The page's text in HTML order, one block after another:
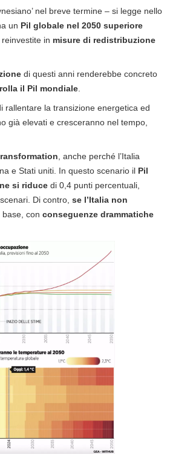
nel breve termine – si legge nello
un Pil globale nel 2050 superiore
in misure di redistribuzione
di questi anni renderebbe concreto
il Pil mondiale.
rallentare la transizione energetica ed
già elevati e cresceranno nel tempo,
, anche perché l’Italia
e Stati uniti. In questo scenario il Pil
si riduce di 0,4 punti percentuali,
Di contro, se l’Italia non
con conseguenze drammatiche